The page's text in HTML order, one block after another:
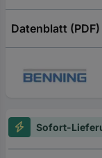
Datenblatt (PDF)
Sofort-